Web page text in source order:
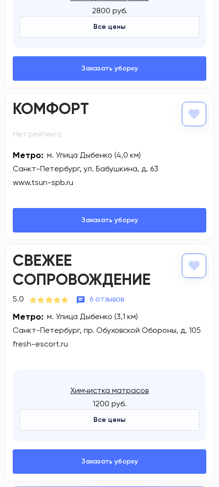
2800 руб.
Все цены
КОМФОРТ
Нет рейтинга
Метро: м. Улица Дыбенко (4,0 км)
Санкт-Петербург, ул. Бабушкина, д. 63
www.tsun-spb.ru
СВЕЖЕЕ
СОПРОВОЖДЕНИЕ
5.0 6 отзывов
Метро: м. Улица Дыбенко (3,1 км)
Санкт-Петербург, пр. Обуховской Обороны, д. 105
fresh-escort.ru
Химчистка матрасов
1200 руб.
Все цены